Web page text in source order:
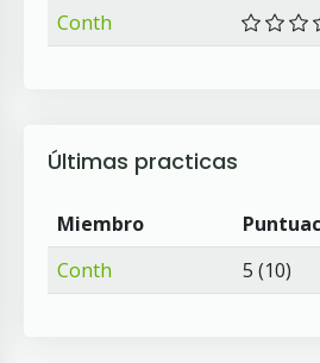
Conth
Últimas practicas
Miembro
Conth
5 (10)